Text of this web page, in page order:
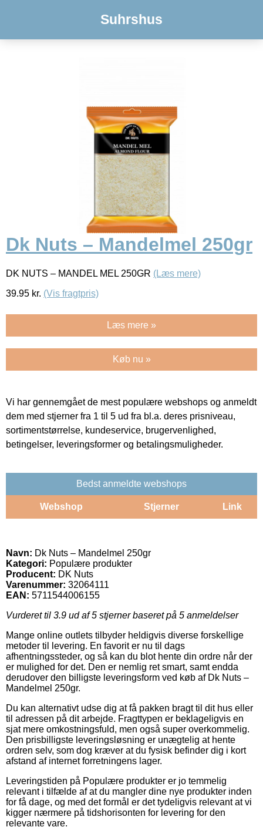
Suhrshus
Dk Nuts – Mandelmel 250gr
DK NUTS – MANDEL MEL 250GR (Læs mere)
39.95 kr. (Vis fragtpris)
Læs mere »
Køb nu »
Vi har gennemgået de mest populære webshops og anmeldt
dem med stjerner fra 1 til 5 ud fra bl.a. deres prisniveau,
sortimentstørrelse, kundeservice, brugervenlighed,
betingelser, leveringsformer og betalingsmuligheder.
Bedst anmeldte webshops
Webshop Stjerner Link
Navn: Dk Nuts – Mandelmel 250gr
Kategori: Populære produkter
Producent: DK Nuts
Varenummer: 32064111
EAN: 5711544006155
Vurderet til 3.9 ud af 5 stjerner baseret på 5 anmeldelser
Mange online outlets tilbyder heldigvis diverse forskellige
metoder til levering. En favorit er nu til dags
afhentningssteder, og så kan du blot hente din ordre når der
er mulighed for det. Den er nemlig ret smart, samt endda
derudover den billigste leveringsform ved køb af Dk Nuts –
Mandelmel 250gr.
Du kan alternativt udse dig at få pakken bragt til dit hus eller
til adressen på dit arbejde. Fragttypen er beklageligvis en
sjat mere omkostningsfuld, men også super overkommelig.
Den prisbilligste leveringsløsning er unægtelig at hente
ordren selv, som dog kræver at du fysisk befinder dig i kort
afstand af internet forretningens lager.
Leveringstiden på Populære produkter er jo temmelig
relevant i tilfælde af at du mangler dine nye produkter inden
for få dage, og med det formål er det tydeligvis relevant at vi
kigger nærmere på tidshorisonten for levering for den
relevante vare.